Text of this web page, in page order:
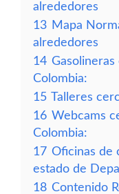
alrededores
13 Mapa
alrededores
14 Gasolineras
Colombia:
15 Talleres
16 Webcams
Colombia:
17 Oficinas de
estado de
18 Contenido